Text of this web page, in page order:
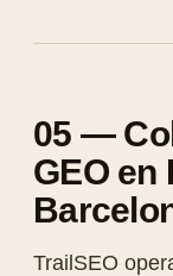
05 —
GEO en
TrailSEO